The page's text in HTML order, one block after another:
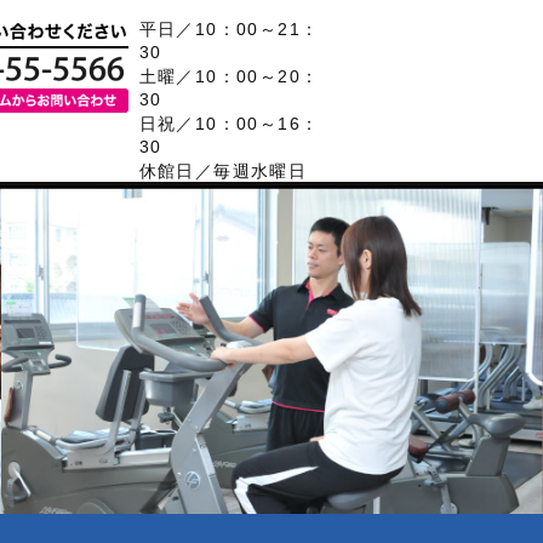
平日／10：00～21：
30
土曜／10：00～20：
30
日祝／10：00～16：
30
休館日／毎週水曜日